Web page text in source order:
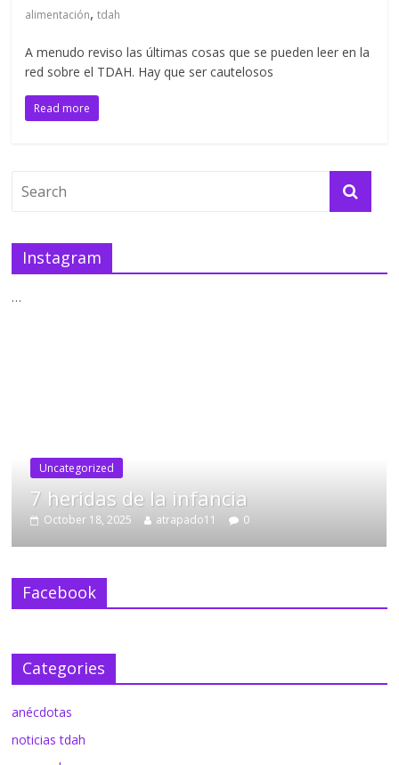
alimentación,tdah
A menudo reviso las últimas cosas que se pueden leer en la
red sobre el TDAH. Hay que ser cautelosos
Read more
Instagram
…